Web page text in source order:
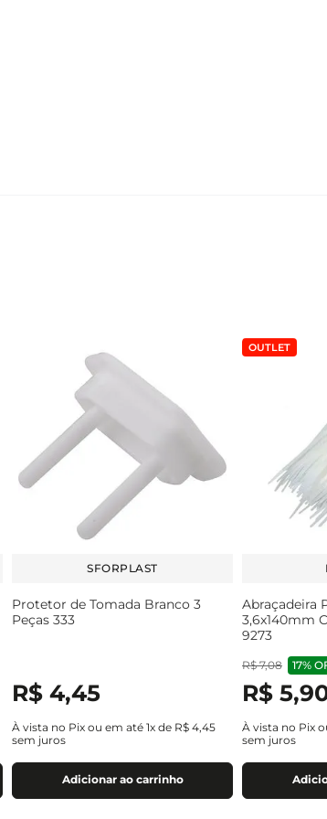
SFORPLAST
Protetor de Tomada Branco 3
Peças 333
R$ 4,45
À vista no Pix ou em até 1x de R$ 4,45
sem juros
Adicionar ao carrinho
OUTLET
Abraçadeira
3,6x140mm
9273
R$ 7,08 17%
R$ 5,
À vista no Pix
sem juros